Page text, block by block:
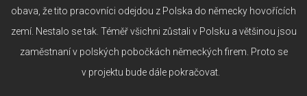
obava, že tito pracovníci odejdou z Polska do německy hovořících
zemí. Nestalo se tak. Téměř všichni zůstali v Polsku a většinou jsou
zaměstnaní v polských pobočkách německých firem. Proto se
v projektu bude dále pokračovat.